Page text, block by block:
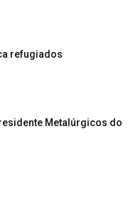
refugiados
Metalúrgicos do